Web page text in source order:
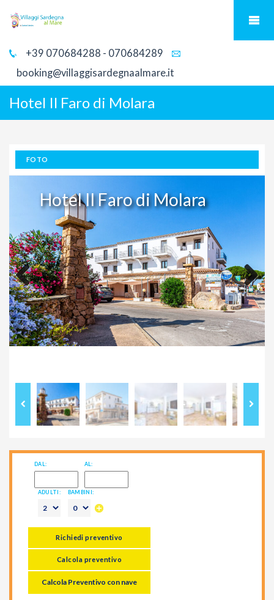
+39 070684288 - 070684289
booking@villaggisardegnaalmare.it
Hotel Il Faro di Molara
FOTO
Hotel Il Faro di Molara
Previous Next
DAL: AL:
ADULTI: BAMBINI:
Richiedi preventivo
Calcola preventivo
Calcola Preventivo con nave